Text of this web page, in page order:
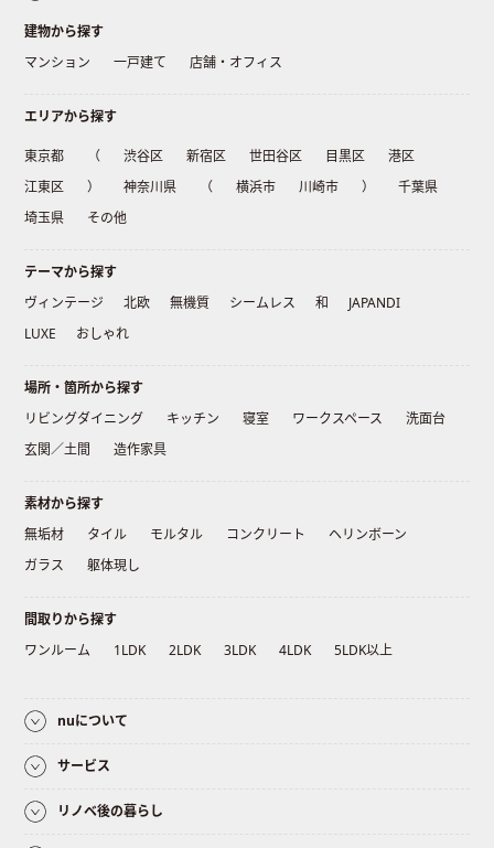
建物から探す
マンション
一戸建て 店舗・オフィス
エリアから探す
東京都 （ 渋谷区 新宿区 世田谷区 目黒区
港区
江東区
） 神奈川県 （ 横浜市 川崎市 ）
千葉県
埼玉県
その他
テーマから探す
ヴィンテージ
北欧 無機質 シームレス 和
JAPANDI
LUXE
おしゃれ
場所・箇所から探す
リビングダイニング
キッチン 寝室 ワークスペース
洗面台
玄関／土間
造作家具
素材から探す
無垢材
タイル モルタル コンクリート
ヘリンボーン
ガラス
躯体現し
間取りから探す
ワンルーム
1LDK 2LDK 3LDK 4LDK 5LDK以上
nuについて
サービス
リノベ後の暮らし